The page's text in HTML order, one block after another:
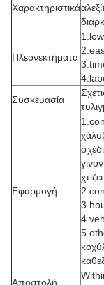
Χαρακτηριστικά
Πλεονεκτήματα
Συσκευασία
Εφαρμογή
Αποστολή